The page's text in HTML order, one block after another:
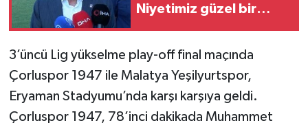
Niyetimiz güzel bir
3’üncü Lig yükselme play-off final maçında
Çorluspor 1947 ile Malatya Yeşilyurtspor,
Eryaman Stadyumu’nda karşı karşıya geldi.
Çorluspor 1947, 78’inci dakikada Muhammet